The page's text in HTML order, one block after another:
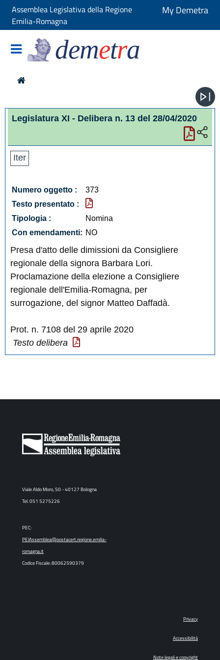
Assemblea Legislativa della Regione
Emilia-Romagna
My Demetra
demetra
Legislatura XI - Delibera n. 13 del 28/04/2020
Iter
Numero oggetto :
373
Testo presentato :
Tipologia :
Nomina
Con emendamenti: NO
Presa d'atto delle dimissioni da Consigliere
regionale della signora Barbara Lori.
Proclamazione della elezione a Consigliere
regionale dell'Emilia-Romagna, per
surrogazione, del signor Matteo Daffadà.
Prot. n. 7108 del 29 aprile 2020
Testo delibera
Viale Aldo Moro, 50 - 40127 Bologna
Tel. 051 5275226
PEC:
PEIAssemblea@postacert.regione.emilia-
romagna.it
Codice Fiscale: 80062590379
Privacy
Accessibilità
Note legali e copyright